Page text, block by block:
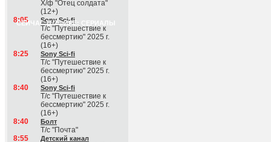
Х/ф "Отец солдата"
(12+)
СЕЙЧАС В ЭФИРЕ: СЕРИАЛЫ
8:05 Sony Sci-fi
Т/с "Путешествие к
бессмертию" 2025 г.
(16+)
8:25
Sony Sci-fi
Т/с "Путешествие к
бессмертию" 2025 г.
(16+)
8:40
Sony Sci-fi
Т/с "Путешествие к
бессмертию" 2025 г.
(16+)
8:40
Болт
Т/с "Почта"
8:55
Детский канал